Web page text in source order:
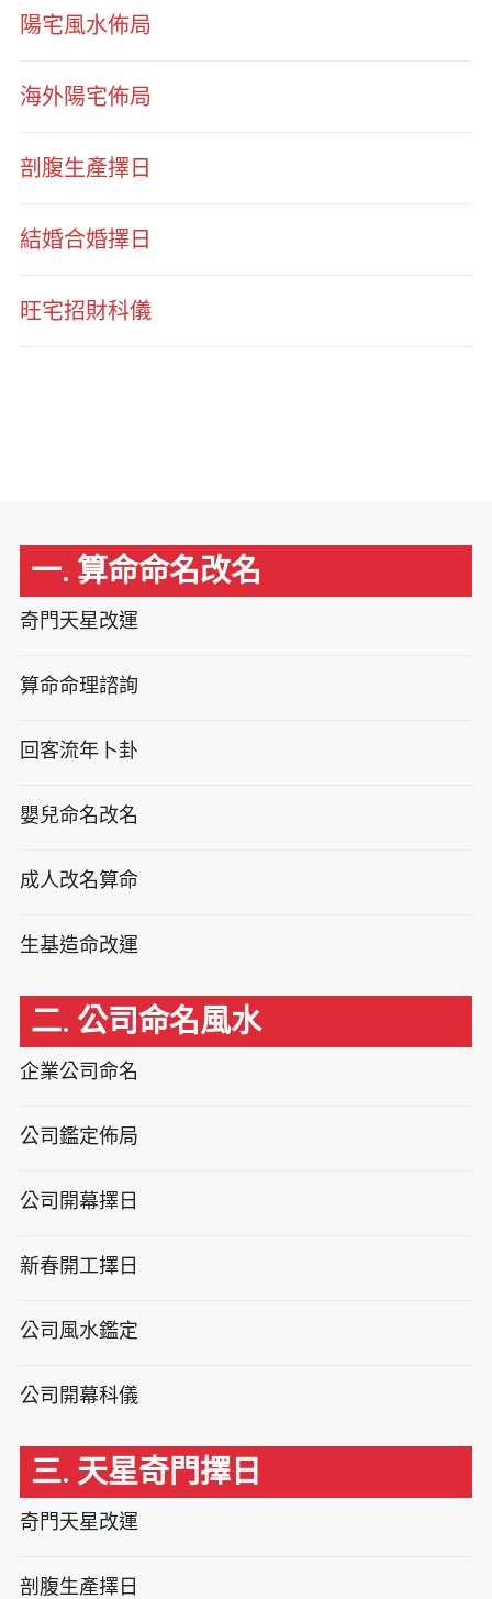
陽宅風水佈局
海外陽宅佈局
剖腹生產擇日
結婚合婚擇日
旺宅招財科儀
一. 算命命名改名
奇門天星改運
算命命理諮詢
回客流年卜卦
嬰兒命名改名
成人改名算命
生基造命改運
二. 公司命名風水
企業公司命名
公司鑑定佈局
公司開幕擇日
新春開工擇日
公司風水鑑定
公司開幕科儀
三. 天星奇門擇日
奇門天星改運
剖腹生產擇日